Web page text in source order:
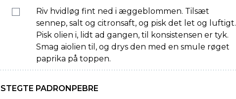
Riv hvidløg fint ned i æggeblommen. Tilsæt
sennep, salt og citronsaft, og pisk det let og luftigt.
Pisk olien i, lidt ad gangen, til konsistensen er tyk.
Smag aiolien til, og drys den med en smule røget
paprika på toppen.
STEGTE PADRONPEBRE